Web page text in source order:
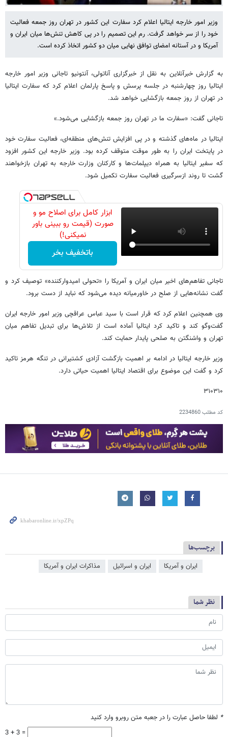
وزیر امور خارجه ایتالیا اعلام کرد سفارت این کشور در تهران روز جمعه فعالیت
خود را از سر خواهد گرفت. رم این تصمیم را در پی کاهش تنش‌ها میان ایران و
آمریکا و در آستانه امضای توافق نهایی میان دو کشور اتخاذ کرده است.
به گزارش خبرآنلاین به نقل از خبرگزاری آناتولی، آنتونیو تاجانی وزیر امور خارجه
ایتالیا روز چهارشنبه در جلسه پرسش و پاسخ پارلمان اعلام کرد که سفارت ایتالیا
در تهران از روز جمعه بازگشایی خواهد شد.
تاجانی گفت: «سفارت ما در تهران روز جمعه بازگشایی می‌شود.»
ایتالیا در ماه‌های گذشته و در پی افزایش تنش‌های منطقه‌ای، فعالیت سفارت خود
در پایتخت ایران را به طور موقت متوقف کرده بود. وزیر خارجه این کشور افزود
که سفیر ایتالیا به همراه دیپلمات‌ها و کارکنان وزارت خارجه به تهران بازخواهند
گشت تا روند ازسرگیری فعالیت سفارت تکمیل شود.
ابزار کامل برای اصلاح مو و
صورت (قیمت رو ببینی باور
نمیکنی!)
باتخفیف بخر
تاجانی تفاهم‌های اخیر میان ایران و آمریکا را «تحولی امیدوارکننده» توصیف کرد و
گفت نشانه‌هایی از صلح در خاورمیانه دیده می‌شود که نباید از دست برود.
وی همچنین اعلام کرد که قرار است با سید عباس عراقچی وزیر امور خارجه ایران
گفت‌وگو کند و تاکید کرد ایتالیا آماده است از تلاش‌ها برای تبدیل تفاهم میان
تهران و واشنگتن به صلحی پایدار حمایت کند.
وزیر خارجه ایتالیا در ادامه بر اهمیت بازگشت آزادی کشتیرانی در تنگه هرمز تاکید
کرد و گفت این موضوع برای اقتصاد ایتالیا اهمیت حیاتی دارد.
۳۱۰۳۱۰
کد مطلب2234860
برچسب‌ها
ایران و آمریکا ایران و اسرائیل مذاکرات ایران و آمریکا
نظر شما
* لطفا حاصل عبارت را در جعبه متن روبرو وارد کنید
3 + 3 =